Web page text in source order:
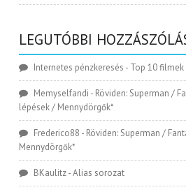
LEGUTÓBBI
Internetes pénzkeresés - Top 10 filmek
Memyselfandi - Röviden: Superman /
lépések / Mennydörgők*
Frederico88 - Röviden: Superman /
Mennydörgők*
BKaulitz-Alias sorozat